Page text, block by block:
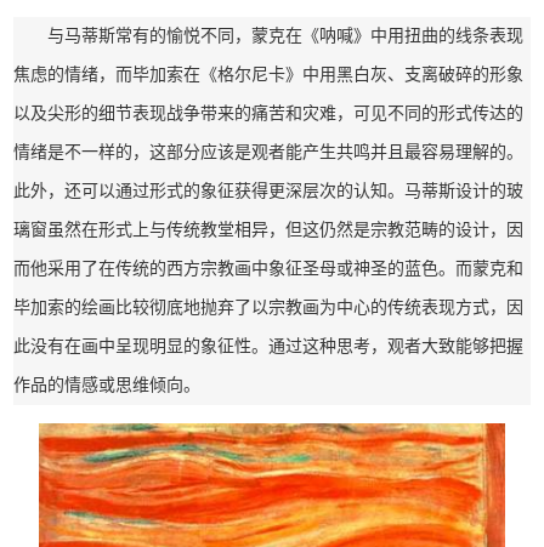
与马蒂斯常有的愉悦不同，蒙克在《呐喊》中用扭曲的线条表现
焦虑的情绪，而毕加索在《格尔尼卡》中用黑白灰、支离破碎的形象
以及尖形的细节表现战争带来的痛苦和灾难，可见不同的形式传达的
情绪是不一样的，这部分应该是观者能产生共鸣并且最容易理解的。
此外，还可以通过形式的象征获得更深层次的认知。马蒂斯设计的玻
璃窗虽然在形式上与传统教堂相异，但这仍然是宗教范畴的设计，因
而他采用了在传统的西方宗教画中象征圣母或神圣的蓝色。而蒙克和
毕加索的绘画比较彻底地抛弃了以宗教画为中心的传统表现方式，因
此没有在画中呈现明显的象征性。通过这种思考，观者大致能够把握
作品的情感或思维倾向。